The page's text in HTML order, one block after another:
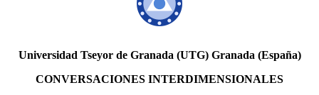
Universidad Tseyor de Granada (UTG) Granada (España)
CONVERSACIONES INTERDIMENSIONALES